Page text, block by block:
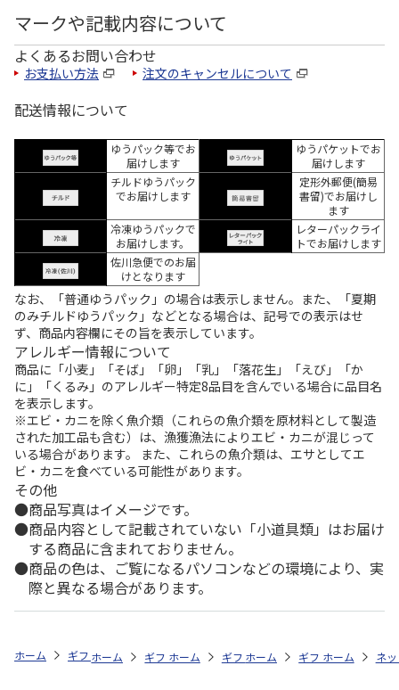
マークや記載内容について
よくあるお問い合わせ
お支払い方法 注文のキャンセルについて
配送情報について
ゆうパック等でお
届けします
ゆうパケットでお
届けします
チルドゆうパック
でお届けします
定形外郵便(簡易
書留)でお届けし
ます
冷凍ゆうパックで
お届けします。
レターパックライ
トでお届けします
佐川急便でのお届
けとなります
なお、「普通ゆうパック」の場合は表示しません。また、「夏期
のみチルドゆうパック」などとなる場合は、記号での表示はせ
ず、商品内容欄にその旨を表示しています。
アレルギー情報について
商品に「小麦」「そば」「卵」「乳」「落花生」「えび」「か
に」「くるみ」のアレルギー特定8品目を含んでいる場合に品目名
を表示します。
※エビ・カニを除く魚介類（これらの魚介類を原材料として製造
された加工品も含む）は、漁獲漁法によりエビ・カニが混じって
いる場合があります。 また、これらの魚介類は、エサとしてエ
ビ・カニを食べている可能性があります。
その他
商品写真はイメージです。
商品内容として記載されていない「小道具類」はお届け
する商品に含まれておりません。
商品の色は、ご覧になるパソコンなどの環境により、実
際と異なる場合があります。
ホーム ギフトストア お中元・夏ギフト特集 2026 うなぎ・魚・海鮮
ホーム ギフトストア お中元・夏ギフト特集 2026
ホーム ギフトストア お中元・夏ギフト
ホーム ギフトストア お
ホーム ネ